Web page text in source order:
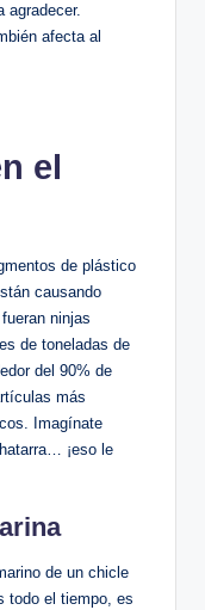
agradecer.
afecta al
el
de plástico
causando
ninjas
de toneladas de
del 90% de
más
Imagínate
¡eso le
de un chicle
todo el tiempo, es